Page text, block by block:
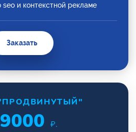
seo и контекстной рекламе
Заказать
9000 ₽.